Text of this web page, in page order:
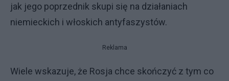
jak jego poprzednik skupi się na działaniach
niemieckich i włoskich antyfaszystów.
Reklama
Wiele wskazuje, że Rosja chce skończyć z tym co